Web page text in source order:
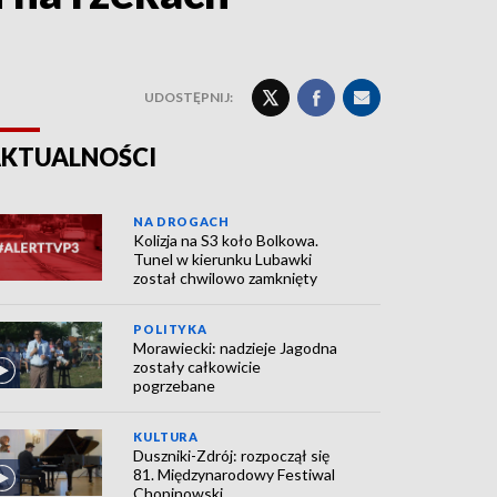
UDOSTĘPNIJ:
NA DROGACH
Kolizja na S3 koło Bolkowa.
Tunel w kierunku Lubawki
został chwilowo zamknięty
POLITYKA
Morawiecki: nadzieje Jagodna
zostały całkowicie
pogrzebane
KULTURA
Duszniki-Zdrój: rozpoczął się
81. Międzynarodowy Festiwal
Chopinowski